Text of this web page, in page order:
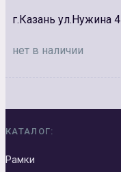
г.Казань ул.Нужина 4
нет в наличии
КАТАЛОГ:
Рамки